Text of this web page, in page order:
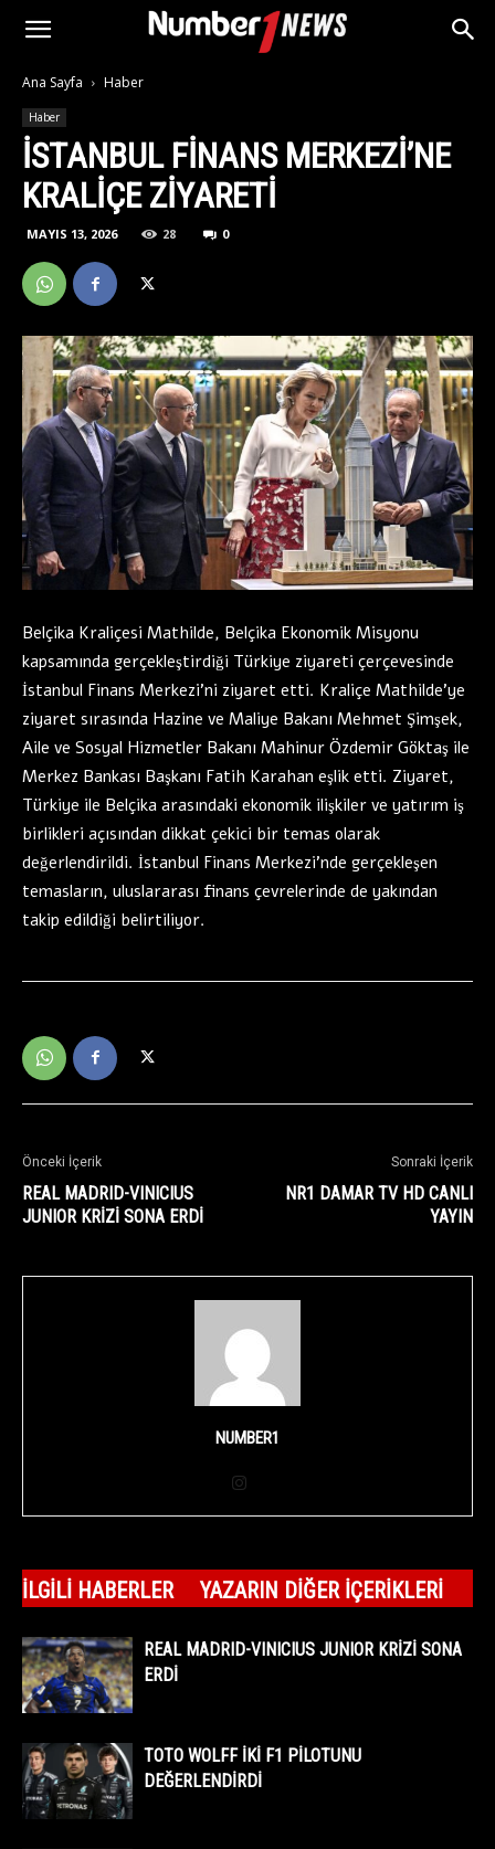
Ana Sayfa Haber
Haber
İSTANBUL FINANS MERKEZI’NE
KRALIÇE ZIYARETI
MAYIS 13, 2026 28 0
Belçika Kraliçesi Mathilde, Belçika Ekonomik Misyonu
kapsamında gerçekleştirdiği Türkiye ziyareti çerçevesinde
İstanbul Finans Merkezi’ni ziyaret etti. Kraliçe Mathilde’ye
ziyaret sırasında Hazine ve Maliye Bakanı Mehmet Şimşek,
Aile ve Sosyal Hizmetler Bakanı Mahinur Özdemir Göktaş ile
Merkez Bankası Başkanı Fatih Karahan eşlik etti. Ziyaret,
Türkiye ile Belçika arasındaki ekonomik ilişkiler ve yatırım iş
birlikleri açısından dikkat çekici bir temas olarak
değerlendirildi. İstanbul Finans Merkezi’nde gerçekleşen
temasların, uluslararası finans çevrelerinde de yakından
takip edildiği belirtiliyor.
Önceki İçerik
REAL MADRID-VINICIUS
JUNIOR KRİZİ SONA ERDİ
Sonraki İçerik
NR1 DAMAR TV HD CANLI
YAYIN
NUMBER1
İLGILI HABERLER YAZARIN DIĞER İÇERIKLERI
REAL MADRID-VINICIUS JUNIOR KRİZİ SONA
ERDİ
TOTO WOLFF İKİ F1 PİLOTUNU
DEĞERLENDİRDİ